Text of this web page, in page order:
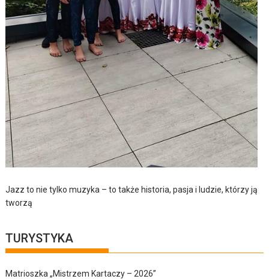
Jazz to nie tylko muzyka – to także historia, pasja i ludzie, którzy ją
tworzą
TURYSTYKA
Matrioszka „Mistrzem Kartaczy – 2026”